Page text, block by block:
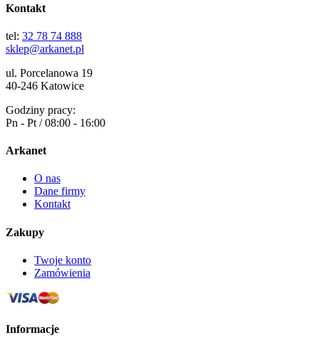
Kontakt
tel: 32 78 74 888
sklep@arkanet.pl
ul. Porcelanowa 19
40-246 Katowice
Godziny pracy:
Pn - Pt / 08:00 - 16:00
Arkanet
O nas
Dane firmy
Kontakt
Zakupy
Twoje konto
Zamówienia
Informacje